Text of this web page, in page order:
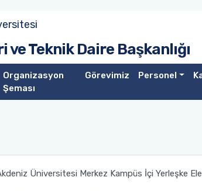
ve Teknik Daire Başkanlığı
Organizasyon
Şeması
Görevimiz Personel
Üniversitesi Merkez Kampüs İçi Yerleşke